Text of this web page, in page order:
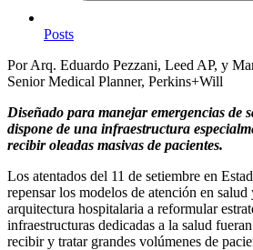
Posts
Por Arq. Eduardo Pezzani, Leed AP, y
Senior Medical Planner, Perkins+Will
Diseñado para manejar emergencias de
dispone de una infraestructura
recibir oleadas masivas de pacientes.
Los atentados del 11 de setiembre en
repensar los modelos de atención en
arquitectura hospitalaria a reformular
infraestructuras dedicadas a la salud
recibir y tratar grandes volúmenes de